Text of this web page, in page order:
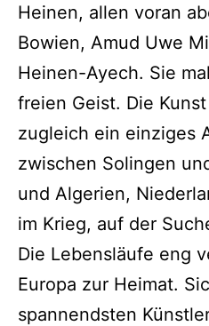
Heinen, allen voran
Bowien, Amud Uwe
Heinen-Ayech. Sie
freien Geist. Die
zugleich ein einziges
zwischen Solingen
und Algerien,
im Krieg, auf der
Die Lebensläufe eng
Europa zur Heimat.
spannendsten